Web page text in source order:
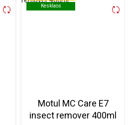
Kesklaos
Kesklaos
Motul MC Care E7
insect remover 400ml